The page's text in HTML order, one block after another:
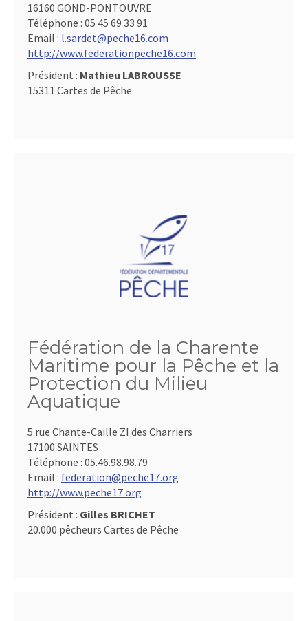
16160 GOND-PONTOUVRE
Téléphone : 05 45 69 33 91
Email : l.sardet@peche16.com
http://www.federationpeche16.com
Président : Mathieu LABROUSSE
15311 Cartes de Pêche
Fédération de la Charente
Maritime pour la Pêche et la
Protection du Milieu
Aquatique
5 rue Chante-Caille ZI des Charriers
17100 SAINTES
Téléphone : 05.46.98.98.79
Email : federation@peche17.org
http://www.peche17.org
Président : Gilles BRICHET
20.000 pêcheurs Cartes de Pêche